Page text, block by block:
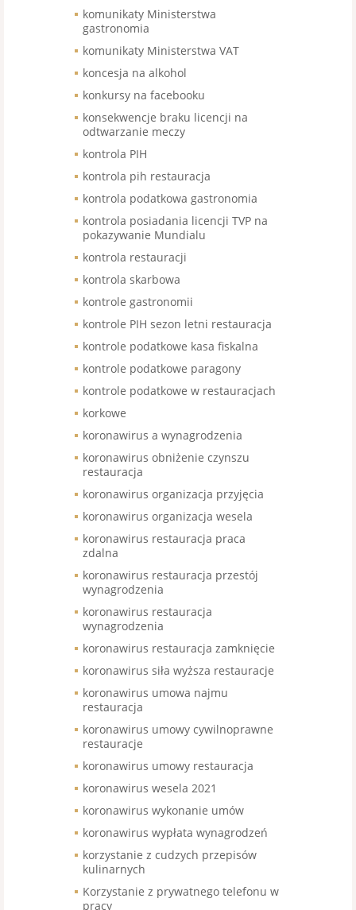
komunikaty Ministerstwa
gastronomia
komunikaty Ministerstwa VAT
koncesja na alkohol
konkursy na facebooku
konsekwencje braku licencji na
odtwarzanie meczy
kontrola PIH
kontrola pih restauracja
kontrola podatkowa gastronomia
kontrola posiadania licencji TVP na
pokazywanie Mundialu
kontrola restauracji
kontrola skarbowa
kontrole gastronomii
kontrole PIH sezon letni restauracja
kontrole podatkowe kasa fiskalna
kontrole podatkowe paragony
kontrole podatkowe w restauracjach
korkowe
koronawirus a wynagrodzenia
koronawirus obniżenie czynszu
restauracja
koronawirus organizacja przyjęcia
koronawirus organizacja wesela
koronawirus restauracja praca
zdalna
koronawirus restauracja przestój
wynagrodzenia
koronawirus restauracja
wynagrodzenia
koronawirus restauracja zamknięcie
koronawirus siła wyższa restauracje
koronawirus umowa najmu
restauracja
koronawirus umowy cywilnoprawne
restauracje
koronawirus umowy restauracja
koronawirus wesela 2021
koronawirus wykonanie umów
koronawirus wypłata wynagrodzeń
korzystanie z cudzych przepisów
kulinarnych
Korzystanie z prywatnego telefonu w
pracy